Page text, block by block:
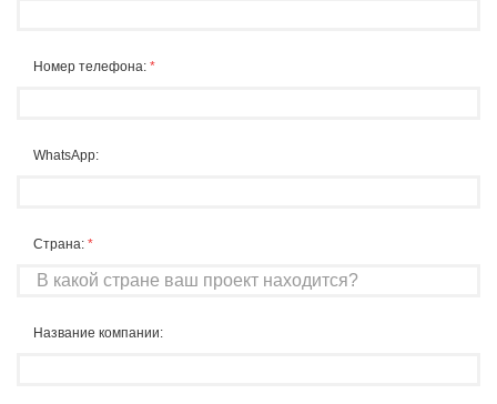
Номер телефона: *
WhatsApp:
Страна: *
Название компании: